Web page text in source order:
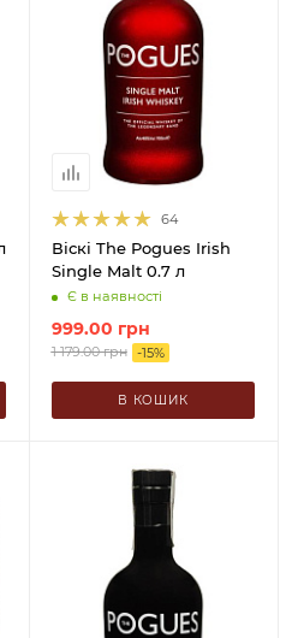
64
Віскі The Pogues Irish
Single Malt 0.7 л
Є в наявності
999.00 грн
1 179.00грн -15%
В КОШИК